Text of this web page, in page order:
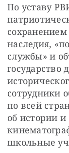
По уставу
наследия,
службы» и
государство
сотрудники
по всей
об истории
школьные